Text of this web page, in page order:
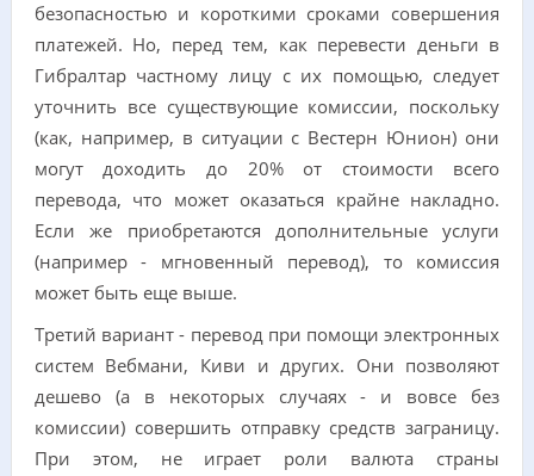
безопасностью и короткими сроками совершения
платежей. Но, перед тем, как перевести деньги в
Гибралтар частному лицу с их помощью, следует
уточнить все существующие комиссии, поскольку
(как, например, в ситуации с Вестерн Юнион) они
могут доходить до 20% от стоимости всего
перевода, что может оказаться крайне накладно.
Если же приобретаются дополнительные услуги
(например - мгновенный перевод), то комиссия
может быть еще выше.
Третий вариант - перевод при помощи электронных
систем Вебмани, Киви и других. Они позволяют
дешево (а в некоторых случаях - и вовсе без
комиссии) совершить отправку средств заграницу.
При этом, не играет роли валюта страны